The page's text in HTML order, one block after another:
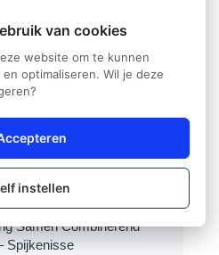
productie: 6.300
Samen Combinerend
Spijkenisse
van cookies
website om te kunnen
optimaliseren. Wil je deze
website niet naar
te begrijpen hoe
gebruiken.
instellen